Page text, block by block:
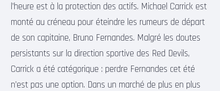
l’heure est à la protection des actifs. Michael Carrick est
monté au créneau pour éteindre les rumeurs de départ
de son capitaine, Bruno Fernandes. Malgré les doutes
persistants sur la direction sportive des Red Devils,
Carrick a été catégorique : perdre Fernandes cet été
n’est pas une option. Dans un marché de plus en plus